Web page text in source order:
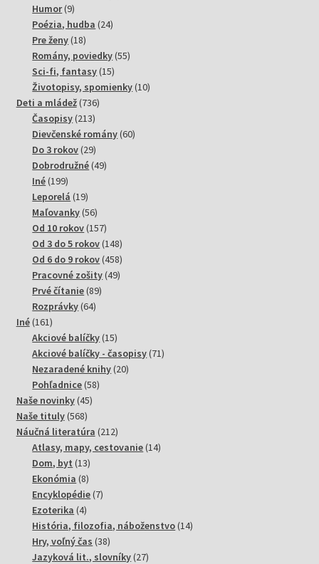
Humor 99
produktov
Poézia, hudba 2424
Pre ženy 1818
produktov
Romány, poviedky 5555
Sci-fi, fantasy 1515
produktov
Životopisy, spomienky 1010
Deti a mládež 736736
Časopisy 213213
produktov
Dievčenské romány 6060
Do 3 rokov 2929
produktov
Dobrodružné 4949
Iné 199199
produktov
Leporelá 1919
produktov
Maľovanky 5656
produktov
Od 10 rokov 157157
produktov
Od 3 do 5 rokov 148148
produktov
Od 6 do 9 rokov 458458
produktov
Pracovné zošity 4949
Prvé čítanie 8989
Rozprávky 6464
Iné 161161
produktov
Akciové balíčky 1515
produktov
Akciové balíčky - časopisy 7171
Nezaradené knihy 2020
Pohľadnice 5858
Naše novinky 4545
Naše tituly 568568
produktov
Náučná literatúra 212212
produktov
Atlasy, mapy, cestovanie 1414
Dom, byt 1313
produktov
Ekonómia 88
produktov
Encyklopédie 77
Ezoterika 44
produkty
História, filozofia, náboženstvo 1414
Hry, voľný čas 3838
produktov
Jazyková lit., slovníky 2727